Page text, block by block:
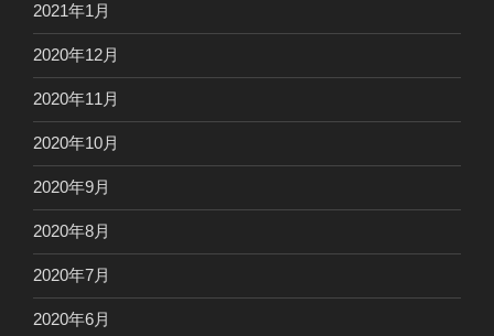
2021年1月
2020年12月
2020年11月
2020年10月
2020年9月
2020年8月
2020年7月
2020年6月